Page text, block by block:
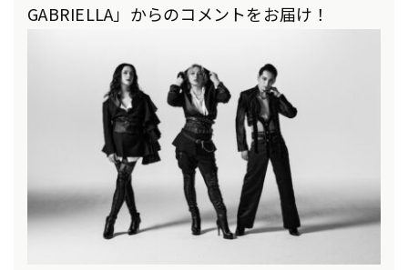
GABRIELLA」からのコメントをお届け！